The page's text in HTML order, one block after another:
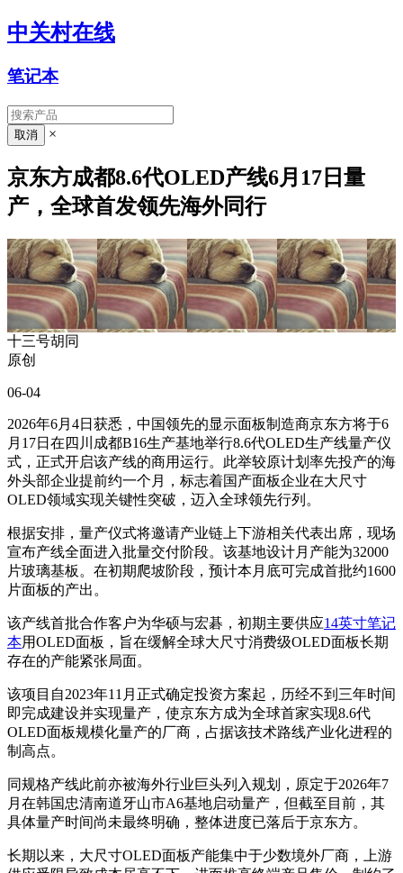
中关村在线
笔记本
×
京东方成都8.6代OLED产线6月17日量
产，全球首发领先海外同行
十三号胡同
原创
06-04
2026年6月4日获悉，中国领先的显示面板制造商京东方将于6
月17日在四川成都B16生产基地举行8.6代OLED生产线量产仪
式，正式开启该产线的商用运行。此举较原计划率先投产的海
外头部企业提前约一个月，标志着国产面板企业在大尺寸
OLED领域实现关键性突破，迈入全球领先行列。
根据安排，量产仪式将邀请产业链上下游相关代表出席，现场
宣布产线全面进入批量交付阶段。该基地设计月产能为32000
片玻璃基板。在初期爬坡阶段，预计本月底可完成首批约1600
片面板的产出。
该产线首批合作客户为华硕与宏碁，初期主要供应14英寸笔记
本用OLED面板，旨在缓解全球大尺寸消费级OLED面板长期
存在的产能紧张局面。
该项目自2023年11月正式确定投资方案起，历经不到三年时间
即完成建设并实现量产，使京东方成为全球首家实现8.6代
OLED面板规模化量产的厂商，占据该技术路线产业化进程的
制高点。
同规格产线此前亦被海外行业巨头列入规划，原定于2026年7
月在韩国忠清南道牙山市A6基地启动量产，但截至目前，其
具体量产时间尚未最终明确，整体进度已落后于京东方。
长期以来，大尺寸OLED面板产能集中于少数境外厂商，上游